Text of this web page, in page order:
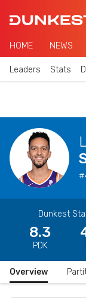
HOME NEWS
Leaders Stats
Dunkest
8.3
PDK
Overview